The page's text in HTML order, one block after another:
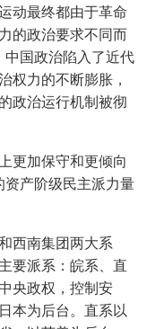
动最终都由于革命
的政治要求不同而
国政治陷入了近代
权力的不断膨胀，
政治运行机制被彻
加保守和更倾向
产阶级民主派力量
西南集团两大系
要派系：皖系、直
央政权，控制安
本为后台。直系以